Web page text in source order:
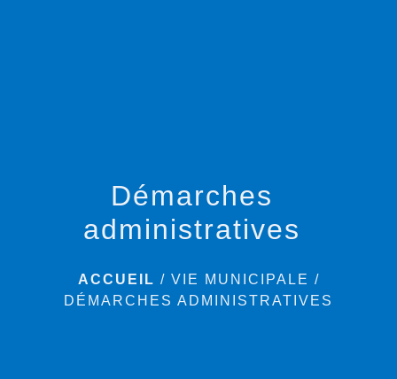
Démarches
administratives
ACCUEIL / VIE MUNICIPALE /
DÉMARCHES ADMINISTRATIVES